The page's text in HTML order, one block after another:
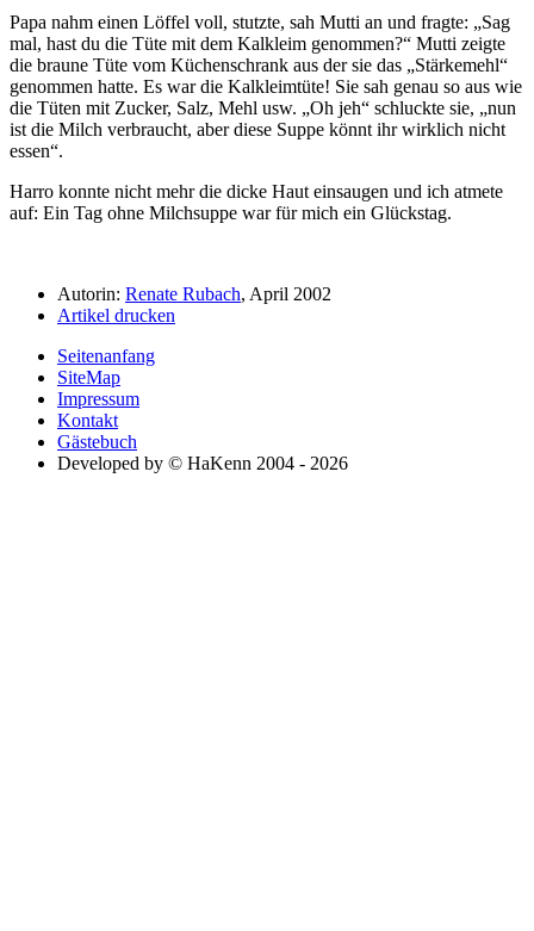
Papa nahm einen Löffel voll, stutzte, sah Mutti an und fragte:
Sag
mal, hast du die Tüte mit dem Kalkleim genommen?
Mutti zeigte
die braune Tüte vom Küchenschrank aus der sie das
Stärkemehl
genommen hatte. Es war die Kalkleimtüte! Sie sah genau so aus wie
die Tüten mit Zucker, Salz, Mehl usw.
Oh jeh schluckte sie,
nun
ist die Milch verbraucht, aber diese Suppe könnt ihr wirklich nicht
essen .
Harro konnte nicht mehr die dicke Haut einsaugen und ich atmete
auf: Ein Tag ohne Milchsuppe war für mich ein Glückstag.
Autorin: Renate Rubach, April 2002
Artikel drucken
Seitenanfang
SiteMap
Impressum
Kontakt
Gästebuch
Developed by © HaKenn 2004 - 2026